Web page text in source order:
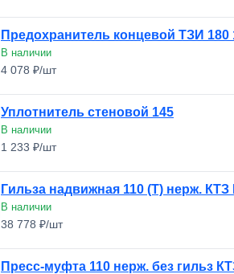
Предохранитель концевой ТЗИ 180
В наличии
4 078 ₽/шт
Уплотнитель стеновой 145
В наличии
1 233 ₽/шт
Гильза надвижная 110 (Т) нерж.
В наличии
38 778 ₽/шт
Пресс-муфта 110 нерж. без гильз